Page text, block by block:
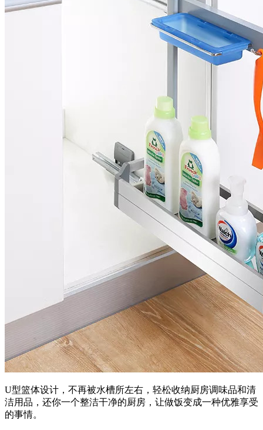
U型篮体设计，不再被水槽所左右，轻松收纳厨房调味品和清
洁用品，还你一个整洁干净的厨房，让做饭变成一种优雅享受
的事情。